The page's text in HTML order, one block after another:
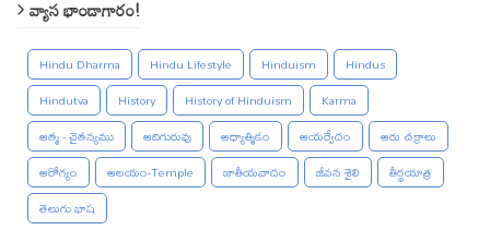
వ్యాస భాండాగారం!
Hindu Dharma Hindu Lifestyle Hinduism
Hindus
Hindutva
History History of Hinduism
Karma
ఆత్మ - చైతన్యము
ఆదిగురువు ఆధ్యాత్మికం ఆయర్వేదం
ఆరు చక్రాలు
ఆరోగ్యం
ఆలయం-Temple జాతీయవాదం జీవన శైలి
తీర్థయాత్ర
తెలుగు భాష